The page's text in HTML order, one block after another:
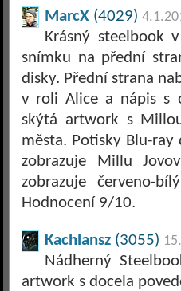
MarcX (4029)
Krásný steelbook
snímku na přední
disky. Přední strana
v roli Alice a nápis s
skýtá artwork s
města. Potisky Blu-
zobrazuje Millu
zobrazuje červeno-
Hodnocení 9/10.
Kachlansz (3055)
Nádherný
artwork s docela